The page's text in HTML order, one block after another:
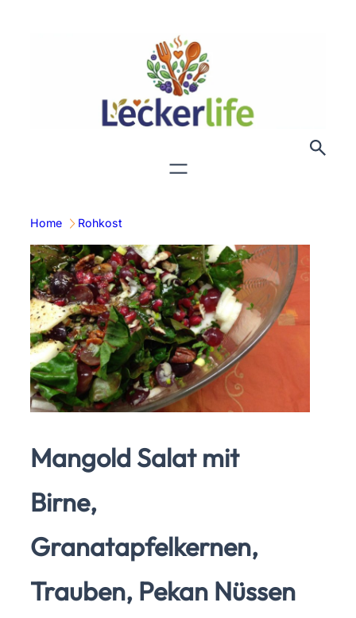
Home Rohkost
Mangold Salat mit
Birne,
Granatapfelkernen,
Trauben, Pekan Nüssen